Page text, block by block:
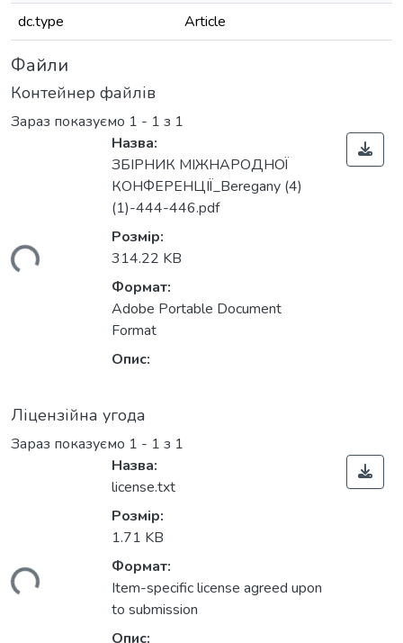
dc.type
Article
Файли
Контейнер файлів
Зараз показуємо 1 - 1 з 1
Назва:
ЗБІРНИК МІЖНАРОДНОЇ
КОНФЕРЕНЦІЇ_Beregany (4)
(1)-444-446.pdf
Розмір:
314.22 KB
Формат:
Adobe Portable Document
Format
Опис:
Ліцензійна угода
Зараз показуємо 1 - 1 з 1
Назва:
license.txt
Розмір:
1.71 KB
Формат:
Item-specific license agreed upon
to submission
Опис: